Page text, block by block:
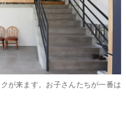
が来ます。お子さんたちが一番は